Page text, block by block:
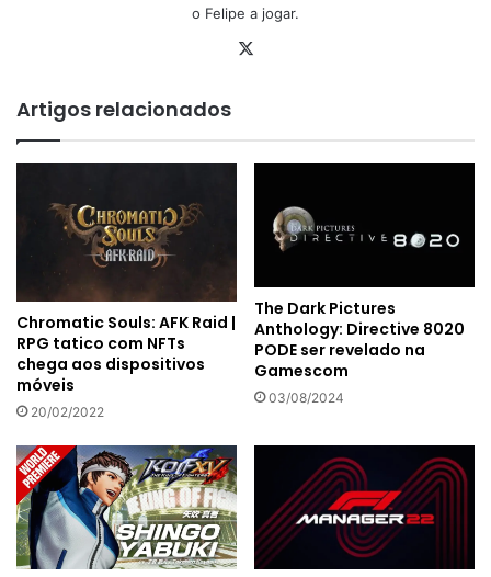
o Felipe a jogar.
Artigos relacionados
Chromatic Souls: AFK Raid |
RPG tatico com NFTs
chega aos dispositivos
móveis
20/02/2022
The Dark Pictures
Anthology: Directive 8020
PODE ser revelado na
Gamescom
03/08/2024